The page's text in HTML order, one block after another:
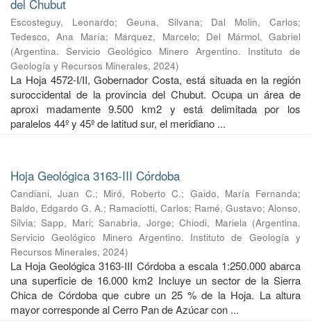
del Chubut
Escosteguy, Leonardo; Geuna, Silvana; Dal Molin, Carlos;
Tedesco, Ana María; Márquez, Marcelo; Del Mármol, Gabriel
(Argentina. Servicio Geológico Minero Argentino. Instituto de
Geología y Recursos Minerales, 2024)
La Hoja 4572-I/II, Gobernador Costa, está situada en la región
suroccidental de la provincia del Chubut. Ocupa un área de
aproxi madamente 9.500 km2 y está delimitada por los
paralelos 44º y 45º de latitud sur, el meridiano ...
Hoja Geológica 3163-III Córdoba
Candiani, Juan C.; Miró, Roberto C.; Gaido, María Fernanda;
Baldo, Edgardo G. A.; Ramaciotti, Carlos; Ramé, Gustavo; Alonso,
Silvia;Sapp, Mari;Sanabria, Jorge;Chiodi, Mariela (Argentina.
Servicio Geológico Minero Argentino. Instituto de Geología y
Recursos Minerales, 2024)
La Hoja Geológica 3163-III Córdoba a escala 1:250.000 abarca
una superficie de 16.000 km2 Incluye un sector de la Sierra
Chica de Córdoba que cubre un 25 % de la Hoja. La altura
mayor corresponde al Cerro Pan de Azúcar con ...